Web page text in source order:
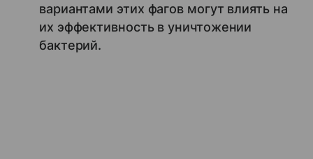
вариантами этих фагов могут влиять на
их эффективность в уничтожении
бактерий.